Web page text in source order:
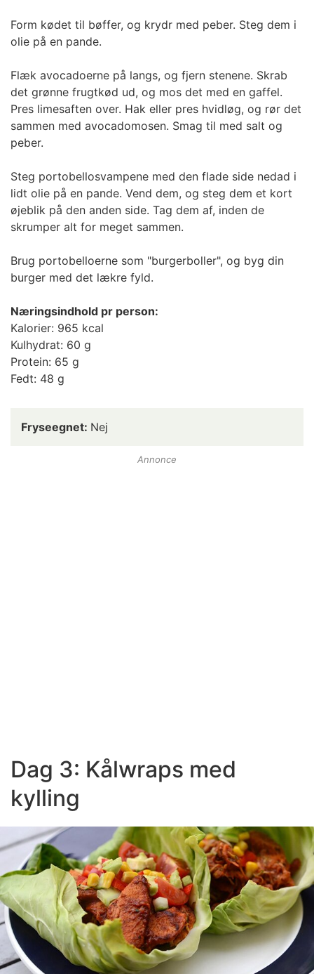
Form kødet til bøffer, og krydr med peber. Steg dem i
olie på en pande.
Flæk avocadoerne på langs, og fjern stenene. Skrab
det grønne frugtkød ud, og mos det med en gaffel.
Pres limesaften over. Hak eller pres hvidløg, og rør det
sammen med avocadomosen. Smag til med salt og
peber.
Steg portobellosvampene med den flade side nedad i
lidt olie på en pande. Vend dem, og steg dem et kort
øjeblik på den anden side. Tag dem af, inden de
skrumper alt for meget sammen.
Brug portobelloerne som "burgerboller", og byg din
burger med det lækre fyld.
Næringsindhold pr person:
Kalorier: 965 kcal
Kulhydrat: 60 g
Protein: 65 g
Fedt: 48 g
Fryseegnet: Nej
Annonce
Dag 3: Kålwraps med
kylling